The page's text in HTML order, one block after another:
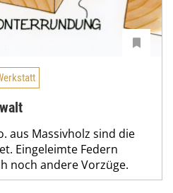
aus Massivholz sind die
Eingeleimte Federn
noch andere Vorzüge.